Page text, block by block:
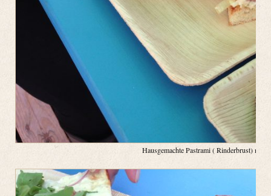
Hausgemachte Pastrami ( Rinderbrust) mit